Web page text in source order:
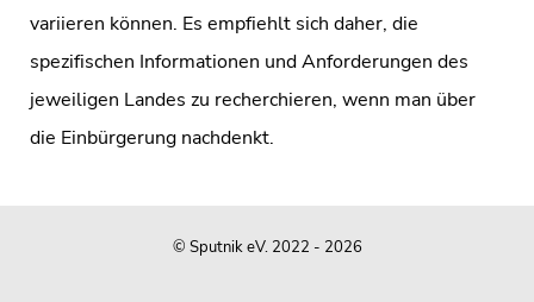
variieren können. Es empfiehlt sich daher, die
spezifischen Informationen und Anforderungen des
jeweiligen Landes zu recherchieren, wenn man über
die Einbürgerung nachdenkt.
© Sputnik eV. 2022 - 2026